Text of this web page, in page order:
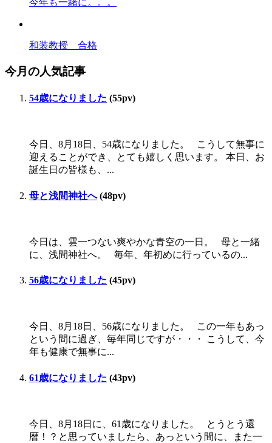
今年も一緒に。。。
和装教授 合格
今月の人気記事
54歳になりました (55pv)
今日、8月18日、54歳になりました。 こうして無事に
迎えることができ、とても嬉しく思います。 本日、お
誕生日の皆様も、...
母と浅間神社へ(48pv)
今日は、雲一つない爽やかな青空の一日。 母と一緒
に、浅間神社へ。 毎年、年初めに行っているの...
56歳になりました (45pv)
今日、8月18日、56歳になりました。 この一年もあっ
という間に過ぎ、毎年同じですが・・・ こうして、今
年も健康で無事に...
61歳になりました (43pv)
今日、8月18日に、61歳になりました。 とうとう還
暦！？と思っていましたら、あっという間に、また一